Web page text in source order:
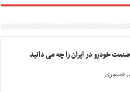
خودرو در ایران را چه می دانید
دستوری